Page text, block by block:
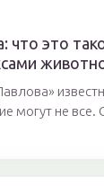
что это
могут не